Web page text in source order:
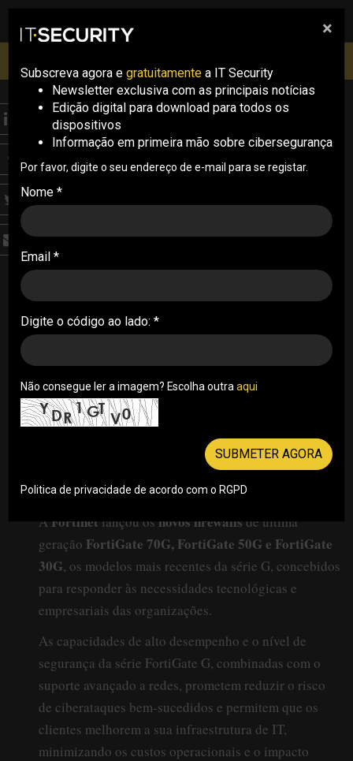
pesquisa
Inscrições abertas
ITECH
Fortinet lança novos
firewalls FortiGate G
Os novos firewalls FortiGate 70G, 50G e 30G
inovações em inteligência artificial
AFortinetlançou os novos firewalls de última
geração FortiGate 70G, FortiGate 50G e FortiGate
30G, os modelos mais recentes da série G, concebidos
para responder às necessidades tecnológicas e
empresariais das organizações.
As capacidades de alto desempenho e o nível de
segurança da série FortiGate G, combinadas com o
suporte avançado a redes, prometem reduzir o risco
de ciberataques bem-sucedidos e permitem que os
clientes melhorem a sua infraestrutura de IT,
minimizando os custos operacionais e o impacto
×
Subscreva agora e gratuitamente a IT Security
Newsletter exclusiva com as principais notícias
Edição digital para download para todos os
dispositivos
Informação em primeira mão sobre cibersegurança
Por favor, digite o seu endereço de e-mail para se registar.
Nome *
Email *
Digite o código ao lado: *
Não consegue ler a imagem? Escolha outra aqui
SUBMETER AGORA
Politica de privacidade de acordo com o RGPD